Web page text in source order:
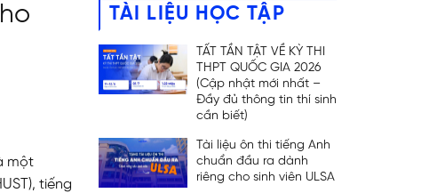
một
tiếng
TÀI LIỆU HỌC TẬP
TẤT TẦN TẬT VỀ KỲ THI
THPT QUỐC GIA 2026
(Cập nhật mới nhất –
Đầy đủ thông tin thí sinh
cần biết)
Tài liệu ôn thi tiếng Anh
chuẩn đầu ra dành
riêng cho sinh viên ULSA